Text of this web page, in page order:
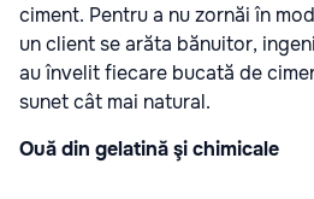
ciment. Pentru a nu zornăi în
un client se arăta bănuitor,
au învelit fiecare bucată de
sunet cât mai natural.
Ouă din gelatină şi chimicale